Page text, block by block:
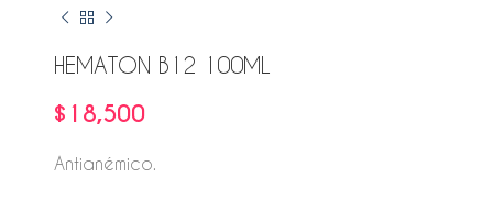
HEMATON B12 100ML
$ 18,500
Antianémico.